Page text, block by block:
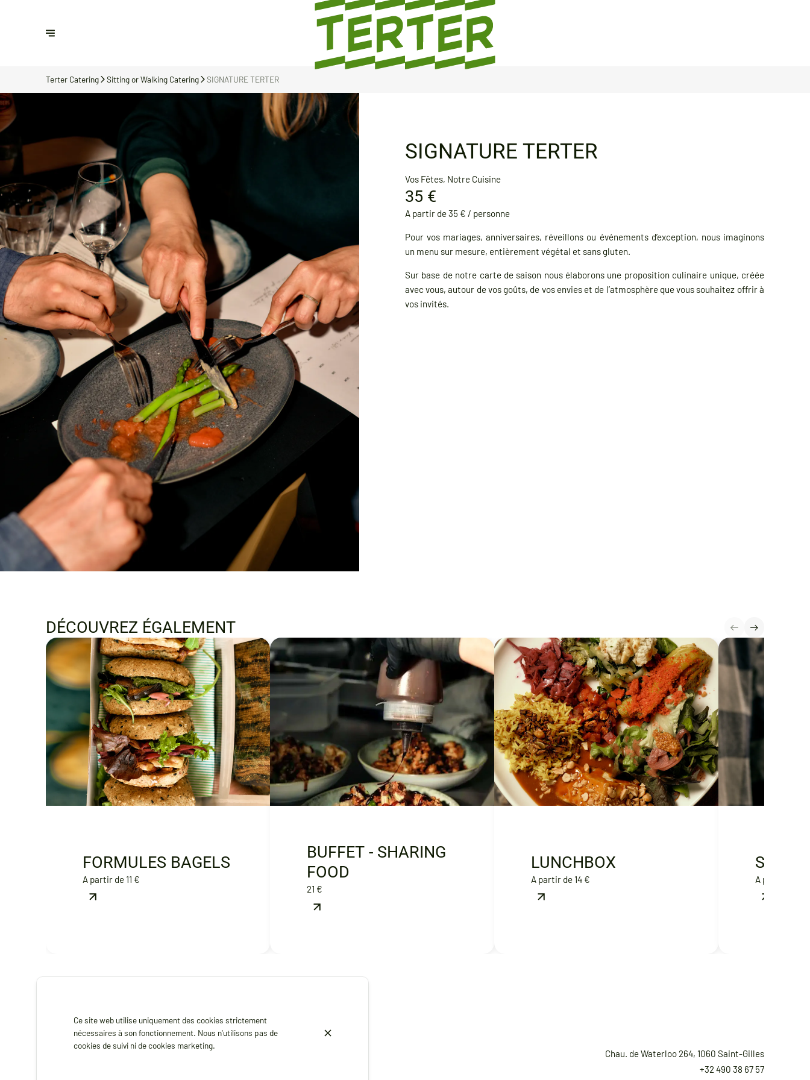
Terter Catering Sitting or Walking Catering SIGNATURE TERTER
SIGNATURE TERTER
Vos Fêtes, Notre Cuisine
35 €
A partir de 35 € / personne
Pour vos mariages, anniversaires, réveillons ou événements d’exception, nous imaginons
un menu sur mesure, entièrement végétal et sans gluten.
Sur base de notre carte de saison nous élaborons une proposition culinaire unique, créée
avec vous, autour de vos goûts, de vos envies et de l’atmosphère que vous souhaitez offrir à
vos invités.
DÉCOUVREZ ÉGALEMENT
FORMULES BAGELS
A partir de 11 €
BUFFET - SHARING
FOOD
21 €
LUNCHBOX
A partir de 14 €
SWEET
A partir de 5
Chau. de Waterloo 264, 1060 Saint-Gilles
+32 490 38 67 57
Ce site web utilise uniquement des cookies strictement
nécessaires à son fonctionnement. Nous n'utilisons pas de
cookies de suivi ni de cookies marketing.